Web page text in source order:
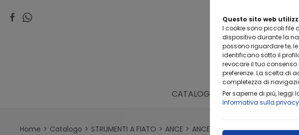
Questo sito web
I cookie sono piccoli file
dispositivo durante la
possono riguardare te,
identificano sotto il
revocare il tuo
preferenze. La scelta di
completezza di
Per saperne di più, leggi
Informativa sulla privacy
CATALOGO DOVE SIAMO
Home Catalogo STRUMENTI A FIATO ANCE ANCE SAX ALTO